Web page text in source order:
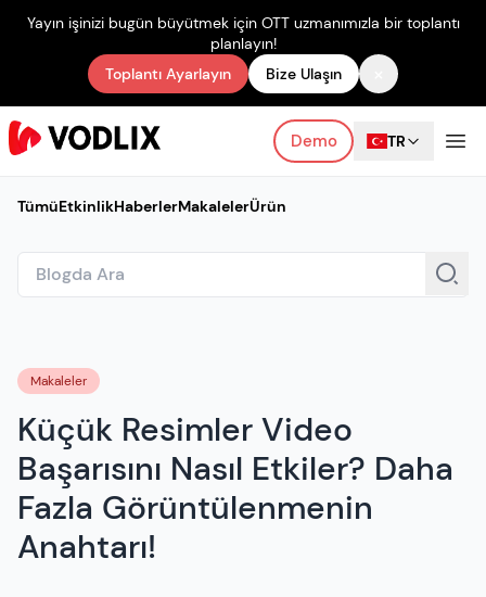
Yayın işinizi bugün büyütmek için OTT uzmanımızla bir toplantı
planlayın!
Toplantı Ayarlayın
Bize Ulaşın
Demo TR
TümüEtkinlikHaberlerMakalelerÜrün
Makaleler
Küçük Resimler Video
Başarısını Nasıl Etkiler? Daha
Fazla Görüntülenmenin
Anahtarı!